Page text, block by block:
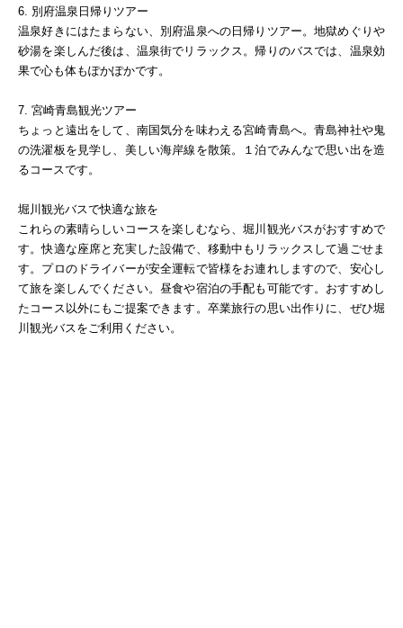
6. 別府温泉日帰りツアー
温泉好きにはたまらない、別府温泉への日帰りツアー。地獄めぐりや
砂湯を楽しんだ後は、温泉街でリラックス。帰りのバスでは、温泉効
果で心も体もぽかぽかです。
7. 宮崎青島観光ツアー
ちょっと遠出をして、南国気分を味わえる宮崎青島へ。青島神社や鬼
の洗濯板を見学し、美しい海岸線を散策。１泊でみんなで思い出を造
るコースです。
堀川観光バスで快適な旅を
これらの素晴らしいコースを楽しむなら、堀川観光バスがおすすめで
す。快適な座席と充実した設備で、移動中もリラックスして過ごせま
す。プロのドライバーが安全運転で皆様をお連れしますので、安心し
て旅を楽しんでください。昼食や宿泊の手配も可能です。おすすめし
たコース以外にもご提案できます。卒業旅行の思い出作りに、ぜひ堀
川観光バスをご利用ください。